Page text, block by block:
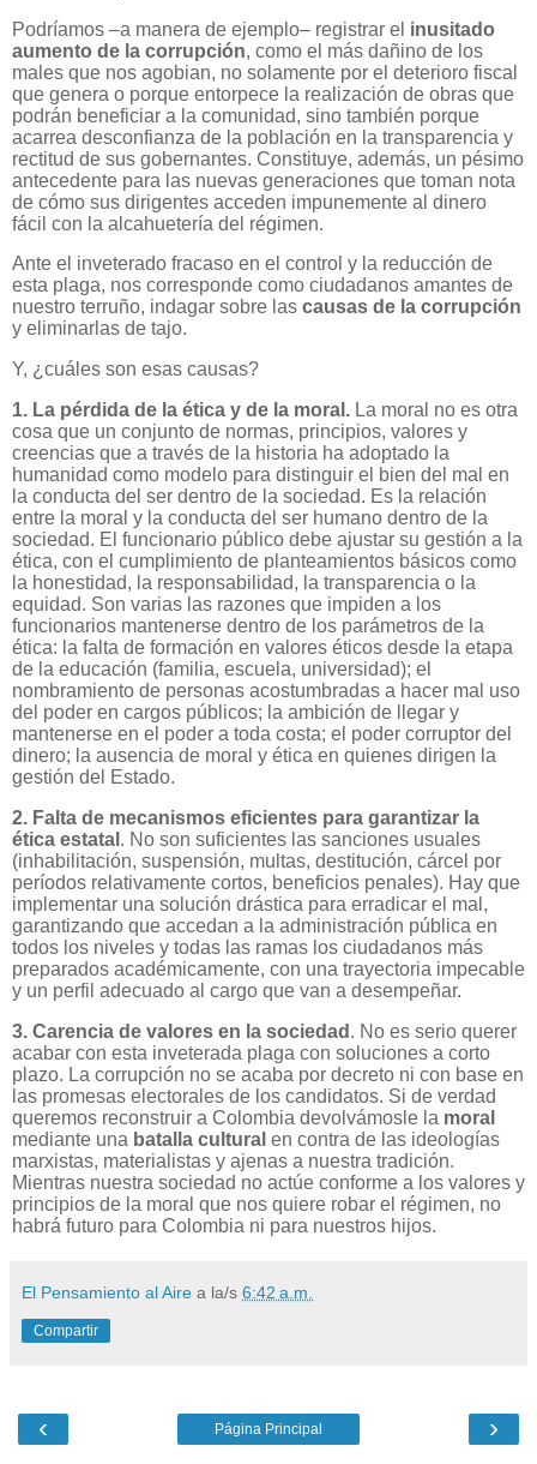
Podríamos –a manera de ejemplo– registrar el inusitado
aumento de la corrupción, como el más dañino de los
males que nos agobian, no solamente por el deterioro fiscal
que genera o porque entorpece la realización de obras que
podrán beneficiar a la comunidad, sino también porque
acarrea desconfianza de la población en la transparencia y
rectitud de sus gobernantes. Constituye, además, un pésimo
antecedente para las nuevas generaciones que toman nota
de cómo sus dirigentes acceden impunemente al dinero
fácil con la alcahuetería del régimen.
Ante el inveterado fracaso en el control y la reducción de
esta plaga, nos corresponde como ciudadanos amantes de
nuestro terruño, indagar sobre las causas de la corrupción
y eliminarlas de tajo.
Y, ¿cuáles son esas causas?
1. La pérdida de la ética y de la moral. La moral no es otra
cosa que un conjunto de normas, principios, valores y
creencias que a través de la historia ha adoptado la
humanidad como modelo para distinguir el bien del mal en
la conducta del ser dentro de la sociedad. Es la relación
entre la moral y la conducta del ser humano dentro de la
sociedad. El funcionario público debe ajustar su gestión a la
ética, con el cumplimiento de planteamientos básicos como
la honestidad, la responsabilidad, la transparencia o la
equidad. Son varias las razones que impiden a los
funcionarios mantenerse dentro de los parámetros de la
ética: la falta de formación en valores éticos desde la etapa
de la educación (familia, escuela, universidad); el
nombramiento de personas acostumbradas a hacer mal uso
del poder en cargos públicos; la ambición de llegar y
mantenerse en el poder a toda costa; el poder corruptor del
dinero; la ausencia de moral y ética en quienes dirigen la
gestión del Estado.
2. Falta de mecanismos eficientes para garantizar la
ética estatal . No son suficientes las sanciones usuales
(inhabilitación, suspensión, multas, destitución, cárcel por
períodos relativamente cortos, beneficios penales). Hay que
implementar una solución drástica para erradicar el mal,
garantizando que accedan a la administración pública en
todos los niveles y todas las ramas los ciudadanos más
preparados académicamente, con una trayectoria impecable
y un perfil adecuado al cargo que van a desempeñar.
3. Carencia de valores en la sociedad . No es serio querer
acabar con esta inveterada plaga con soluciones a corto
plazo. La corrupción no se acaba por decreto ni con base en
las promesas electorales de los candidatos. Si de verdad
queremos reconstruir a Colombia devolvámosle la moral
mediante una batalla cultural en contra de las ideologías
marxistas, materialistas y ajenas a nuestra tradición.
Mientras nuestra sociedad no actúe conforme a los valores y
principios de la moral que nos quiere robar el régimen, no
habrá futuro para Colombia ni para nuestros hijos.
El Pensamiento al Aire a la/s 6:42 a.m.
Compartir
‹ ›
Página Principal